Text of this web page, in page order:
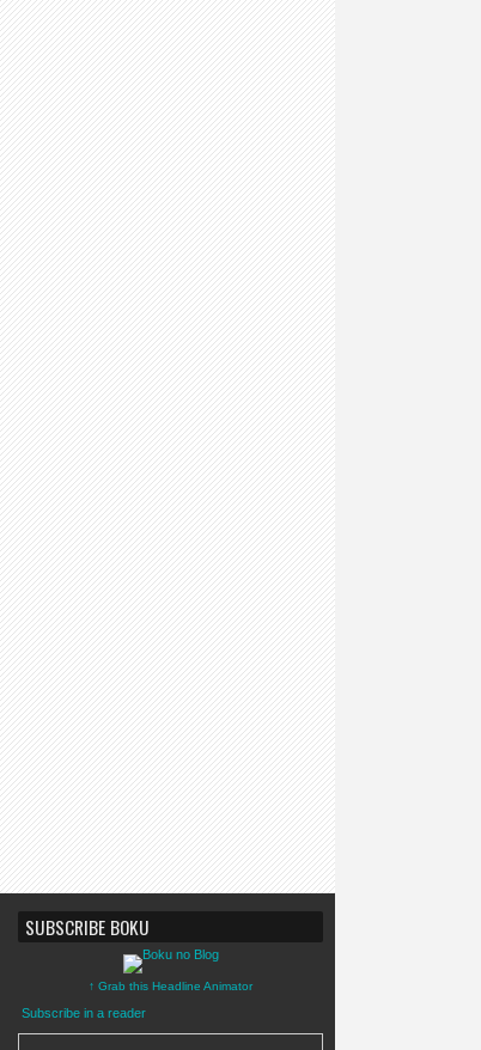
SUBSCRIBE BOKU
↑ Grab this Headline Animator
Subscribe in a reader